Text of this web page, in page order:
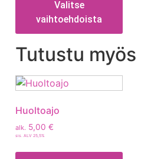
Valitse
vaihtoehdoista
Tutustu myös
Huoltoajo
alk. 5,00 €
sis. ALV 25,5%